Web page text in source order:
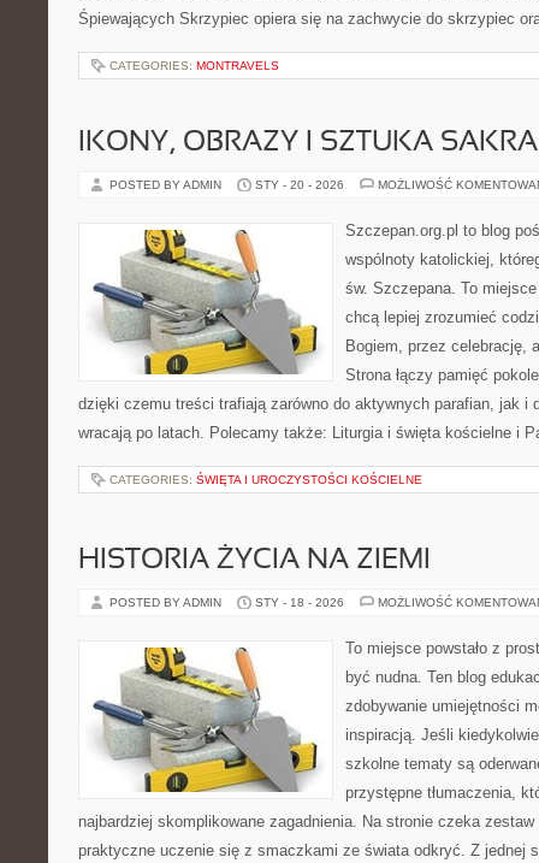
Śpiewających Skrzypiec opiera się na zachwycie do skrzypiec
CATEGORIES: MONTRAVELS
IKONY, OBRAZY I SZTUKA
POSTED BY ADMIN STY - 20 - 2026 MOŻLIWOŚĆ
Szczepan.org.pl to blog
wspólnoty katolickiej,
św. Szczepana. To
chcą lepiej zrozumieć
Bogiem, przez celebrację,
Strona łączy pamięć
dzięki czemu treści trafiają zarówno do aktywnych parafian, jak i
wracają po latach. Polecamy także: Liturgia i święta kościelne i
CATEGORIES: ŚWIĘTA I UROCZYSTOŚCI KOŚCIELNE
HISTORIA ŻYCIA NA ZIEMI
POSTED BY ADMIN STY - 18 - 2026 MOŻLIWOŚĆ
To miejsce powstało z
być nudna. Ten blog
zdobywanie umiejętności
inspiracją. Jeśli
szkolne tematy są
przystępne tłumaczenia,
najbardziej skomplikowane zagadnienia. Na stronie czeka zestaw
praktyczne uczenie się z smaczkami ze świata odkryć. Z jednej